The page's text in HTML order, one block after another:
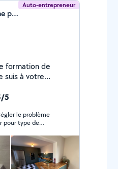
Auto-entrepreneur
Fontaine Steven (fontaine plomberie)
formation de
5
le problème
pour type de